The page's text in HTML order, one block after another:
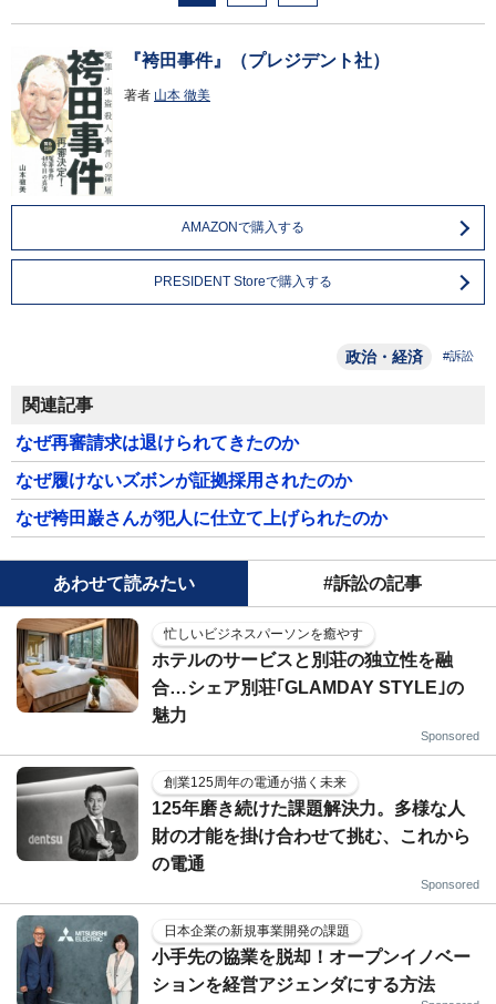
『袴田事件』（プレジデント社）
著者 山本 徹美
AMAZONで購入する
PRESIDENT Storeで購入する
政治・経済 #訴訟
関連記事
なぜ再審請求は退けられてきたのか
なぜ履けないズボンが証拠採用されたのか
なぜ袴田巌さんが犯人に仕立て上げられたのか
あわせて読みたい #訴訟の記事
忙しいビジネスパーソンを癒やす
ホテルのサービスと別荘の独立性を融
合…シェア別荘｢GLAMDAY STYLE｣の
魅力
Sponsored
創業125周年の電通が描く未来
125年磨き続けた課題解決力。多様な人
財の才能を掛け合わせて挑む、これから
の電通
Sponsored
日本企業の新規事業開発の課題
小手先の協業を脱却！オープンイノベー
ションを経営アジェンダにする方法